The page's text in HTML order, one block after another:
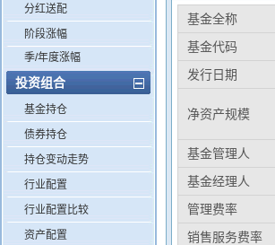
分红送配
阶段涨幅
季/年度涨幅
投资组合
基金持仓
债券持仓
持仓变动走势
行业配置
行业配置比较
资产配置
基金全称
基金代码
发行日期
净资产规模
基金管理人
基金经理人
管理费率
销售服务费率